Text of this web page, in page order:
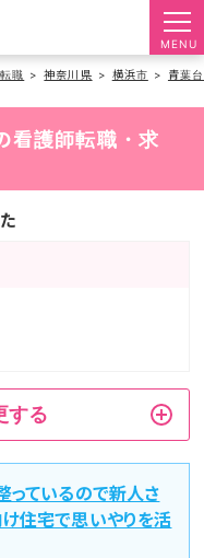
MENU
職 神奈川県 横浜市 青葉
看護師転職・求
する
っているので新人さ
住宅で思いやりを活